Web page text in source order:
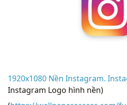
1920x1080 Nền Instagram.
Instagram Logo hình nền)